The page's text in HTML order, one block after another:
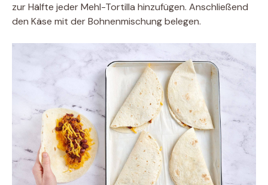
zur Hälfte jeder Mehl-Tortilla hinzufügen. Anschließend
den Käse mit der Bohnenmischung belegen.